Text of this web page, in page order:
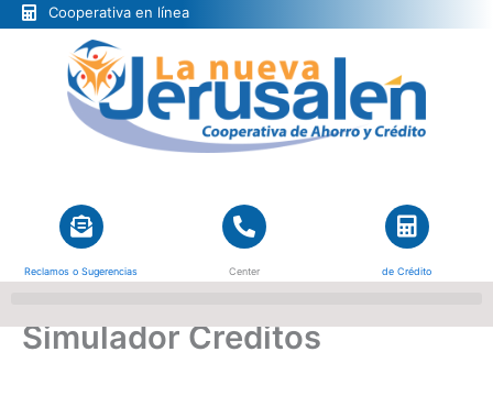
contenido
Cooperativa en línea
Reclamos o Sugerencias
Center
de Crédito
Simulador Creditos